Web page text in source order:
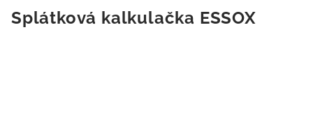
Splátková kalkulačka ESSOX